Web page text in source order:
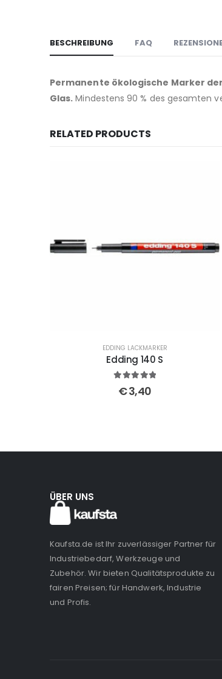
BESCHREIBUNG FAQ
Permanente ökologische Marker
Glas. Mindestens 90 % des gesamten
RELATED PRODUCTS
EDDING LACKMARKER
Edding 140 S
out of 5
€3,40
ÜBER UNS
Kaufsta.de ist Ihr zuverlässiger Partner für
Industriebedarf, Werkzeuge und
Zubehör. Wir bieten Qualitätsprodukte zu
fairen Preisen; für Handwerk, Industrie
und Profis.